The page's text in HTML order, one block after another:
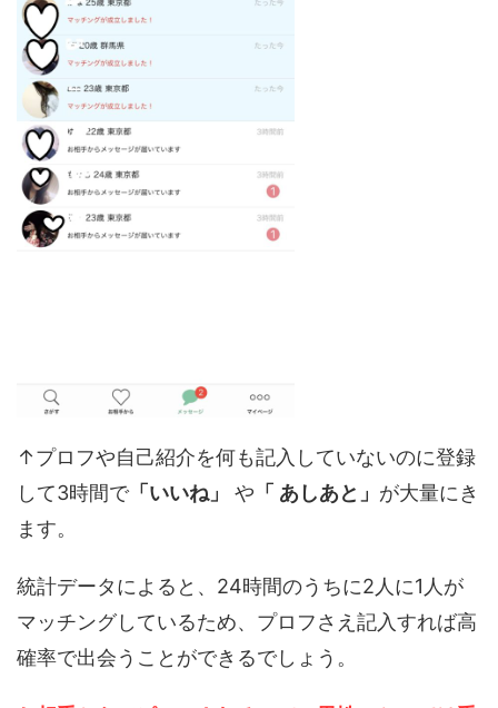
↑プロフや自己紹介を何も記入していないのに登録
して3時間で「いいね」 や 「 あしあと」 が大量にき
ます。
統計データによると、24時間のうちに2人に1人が
マッチングしているため、プロフさえ記入すれば高
確率で出会うことができるでしょう。